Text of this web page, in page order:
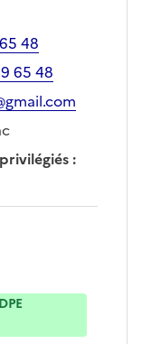
48
65 48
: